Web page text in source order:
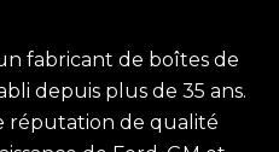
fabricant de boîtes de
depuis plus de 35 ans.
réputation de qualité